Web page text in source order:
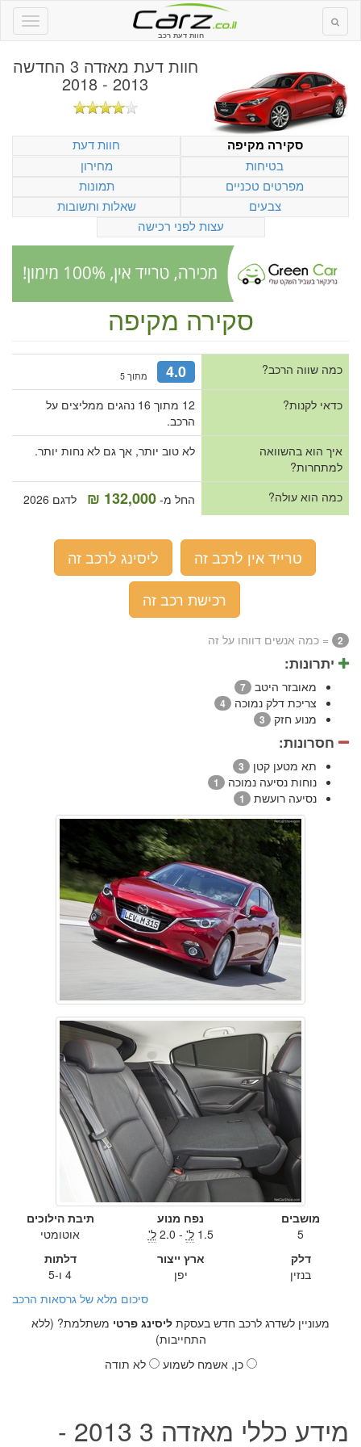
חוות דעת רכב
חוות דעת מאזדה 3 החדשה
2013 - 2018
סקירה מקיפה
חוות דעת
בטיחות
מחירון
מפרטים טכניים
תמונות
צבעים
שאלות ותשובות
עצות לפני רכישה
סקירה מקיפה
כמה שווה הרכב? 4.0 מתוך 5
כדאי לקנות?
12 מתוך 16 נהגים ממליצים על
הרכב.
איך הוא בהשוואה
למתחרות?
לא טוב יותר, אך גם לא נחות יותר.
כמה הוא עולה? החל מ- 132,000 ₪ לדגם 2026
טרייד אין לרכב זה
ליסינג לרכב זה
רכישת רכב זה
2 = כמה אנשים דווחו על זה
יתרונות:
מאובזר היטב 7
צריכת דלק נמוכה 4
מנוע חזק 3
חסרונות:
תא מטען קטן 3
נוחות נסיעה נמוכה 1
נסיעה רועשת 1
מושבים
5
נפח מנוע
1.5 ל' - 2.0 ל'
תיבת הילוכים
אוטומטי
דלק
בנזין
ארץ ייצור
יפן
דלתות
4 ו-5
סיכום מלא של גרסאות הרכב
מעוניין לשדרג לרכב חדש בעסקת ליסינג פרטי משתלמת? (ללא
התחייבות)
כן, אשמח לשמוע
לא תודה
מידע כללי מאזדה 3 2013 -